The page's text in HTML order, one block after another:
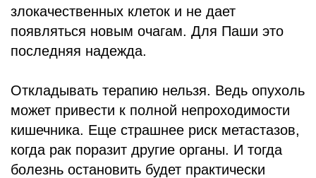
злокачественных клеток и не дает
появляться новым очагам. Для Паши это
последняя надежда.
Откладывать терапию нельзя. Ведь опухоль
может привести к полной непроходимости
кишечника. Еще страшнее риск метастазов,
когда рак поразит другие органы. И тогда
болезнь остановить будет практически